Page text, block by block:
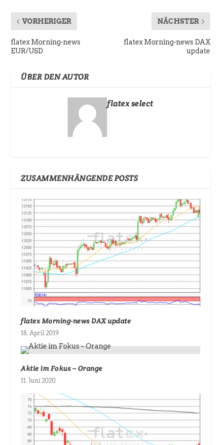
VORHERIGER
flatex Morning-news
EUR/USD
NÄCHSTER
flatex Morning-news DAX
update
ÜBER DEN AUTOR
flatex select
ZUSAMMENHÄNGENDE POSTS
flatex Morning-news DAX update
18. April 2019
Aktie im Fokus – Orange
11. Juni 2020